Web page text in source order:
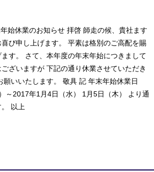
始休業のお知らせ 拝啓 師走の候、貴社ます
び申し上げます。 平素は格別のご高配を賜
す。 さて、本年度の年末年始につきまして
ざいますが 下記の通り休業させていただき
願いいたします。 敬具 記 年末年始休業日
～2017年1月4日（水） 1月5日（木） より通
以上